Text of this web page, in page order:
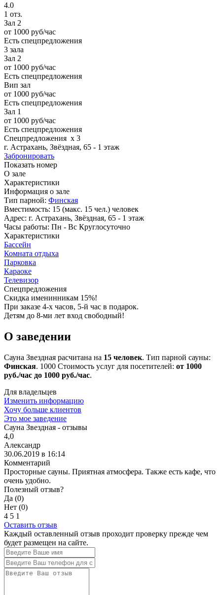
4.0
1 отз.
Зал 2
от 1000 руб/час
Есть спецпредложения
3 зала
Зал 2
от 1000 руб/час
Есть спецпредложения
Вип зал
от 1000 руб/час
Есть спецпредложения
Зал 1
от 1000 руб/час
Есть спецпредложения
Спецпредложения x 3
г. Астрахань, Звёздная, 65 - 1 этаж
Забронировать
Показать номер
О зале
Характеристики
Информация о зале
Тип парной: Финская
Вместимость: 15 (макс. 15 чел.) человек
Адрес: г. Астрахань, Звёздная, 65 - 1 этаж
Часы работы: Пн - Вс Круглосуточно
Характеристики
Бассейн
Комната отдыха
Парковка
Караоке
Телевизор
Спецпредложения
Скидка именинникам 15%!
При заказе 4-х часов, 5-й час в подарок.
Детям до 8-ми лет вход свободный!
О заведении
Сауна Звездная расчитана на 15 человек. Тип парной сауны:
Финская. 1000 Стоимость услуг для посетителей: от 1000
руб./час до 1000 руб./час.
Для владельцев
Изменить информацию
Хочу больше клиентов
Это мое заведение
Сауна Звездная - отзывы
4,0
Александр
30.06.2019 в 16:14
Комментарий
Просторные сауны. Приятная атмосфера. Также есть кафе, что
очень удобно.
Полезный отзыв?
Да (0)
Нет (0)
4 5 1
Оставить отзыв
Каждый оставленный отзыв проходит проверку прежде чем
будет размещен на сайте.